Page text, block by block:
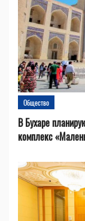
Общество
В Бухаре
комплекс